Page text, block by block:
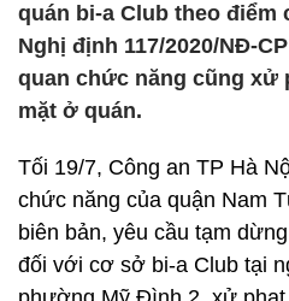
quán bi-a Club theo điểm
Nghị định 117/2020/NĐ-
quan chức năng cũng xử
mặt ở quán.
Tối 19/7, Công an TP Hà
chức năng của quận Nam
biên bản, yêu cầu tạm
đối với cơ sở bi-a Club tại